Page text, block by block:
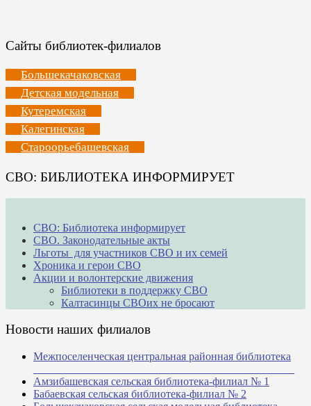
Сайты библиотек-филиалов
Большекачаковская
Детская модельная
Кутеремская
Калегинская
Староорьебашевская
СВО: БИБЛИОТЕКА ИНФОРМИРУЕТ
СВО: Библиотека информирует
СВО. Законодательные акты
Льготы для участников СВО и их семей
Хроника и герои СВО
Акции и волонтерские движения
Библиотеки в поддержку СВО
Калтасинцы СВОих не бросают
Новости наших филиалов
Межпоселенческая центральная районная библиотека
Амзибашевская сельская библиотека-филиал № 1
Бабаевская сельская библиотека-филиал № 2